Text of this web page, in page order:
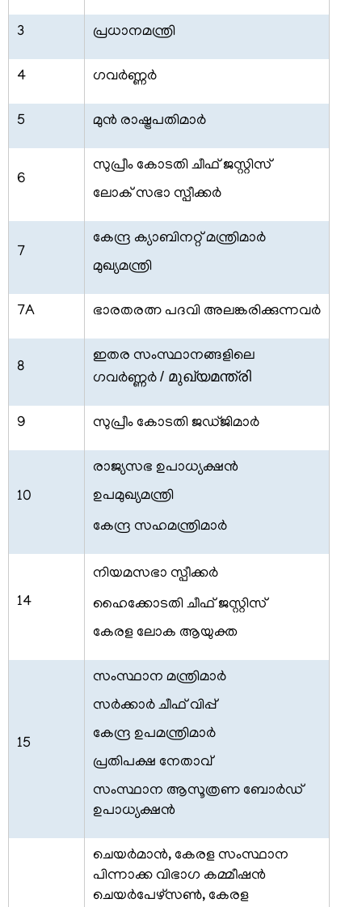
ബാധ്യതാനിരാകരണം
സ്വകാര്യതാനയം
വ്യവസ്ഥകളും
3 പ്രധാനമന്ത്രി
4 ഗവര്‍ണ്ണര്‍
5 മുന്‍ രാഷ്ട്രപതിമാര്‍
6
സുപ്രീം കോടതി ചീഫ് ജസ്റ്റിസ്
ലോക് സഭാ സ്പീക്കര്‍
7
കേന്ദ്ര ക്യാബിനറ്റ് മന്ത്രിമാര്‍
മുഖ്യമന്ത്രി
7A ഭാരതരത്ന പദവി അലങ്കരിക്കുന്നവര്‍
8
ഇതര സംസ്ഥാനങ്ങളിലെ
ഗവര്‍ണ്ണര്‍ / മുഖ്യമന്ത്രി
9 സുപ്രീം കോടതി ജഡ്ജിമാര്‍
10
രാജ്യസഭ ഉപാധ്യക്ഷന്‍
ഉപമുഖ്യമന്ത്രി
കേന്ദ്ര സഹമന്ത്രിമാര്‍
14
നിയമസഭാ സ്പീക്കര്‍
ഹൈക്കോടതി ചീഫ് ജസ്റ്റിസ്
കേരള ലോക ആയുക്ത
15
സംസ്ഥാന മന്ത്രിമാര്‍
സര്‍ക്കാര്‍ ചീഫ് വിപ്പ്
കേന്ദ്ര ഉപമന്ത്രിമാര്‍
പ്രതിപക്ഷ നേതാവ്
സംസ്ഥാന ആസൂത്രണ ബോര്‍ഡ്
ഉപാധ്യക്ഷന്‍
ചെയര്‍മാന്‍, കേരള സംസ്ഥാന
പിന്നാക്ക വിഭാഗ കമ്മീഷന്‍
ചെയര്‍പേഴ്‌സണ്‍, കേരള